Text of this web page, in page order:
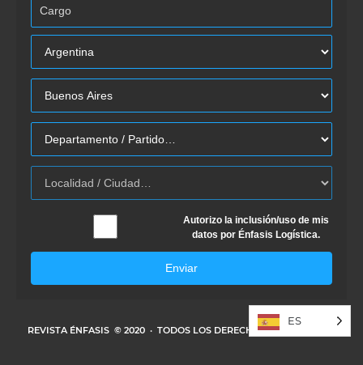
Autorizo la inclusión/uso de mis
datos por Énfasis Logística.
Enviar
REVISTA ÉNFASIS © 2020 · TODOS LOS DERECHOS RESERVADOS
ES